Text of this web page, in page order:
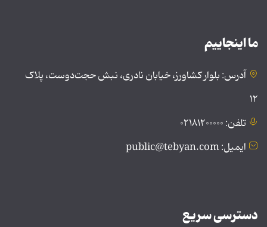
ما اینجاییم
آدرس: بلوار کشاورز، خیابان نادری، نبش حجت‌دوست، پلاک
۱۲
تلفن: ۰۲۱۸۱۲۰۰۰۰۰
ایمیل: public@tebyan.com
دسترسی سریع